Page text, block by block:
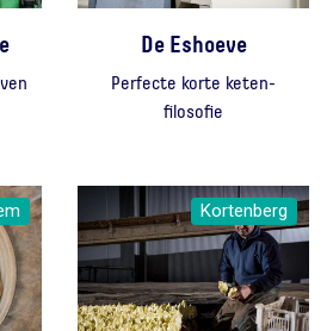
De Eshoeve
Perfecte korte keten-
filosofie
Kortenberg